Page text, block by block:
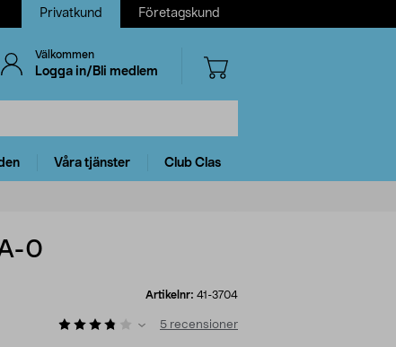
Privatkund Företagskund
Välkommen
Logga in/Bli medlem
Våra tjänster Club Clas
0
Artikelnr: 41-3704
5 recensioner